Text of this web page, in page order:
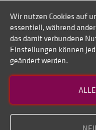
Impressum
Wir nutzen Cookies auf
essentiell, während
das damit verbundene
Einstellungen können
geändert werden.